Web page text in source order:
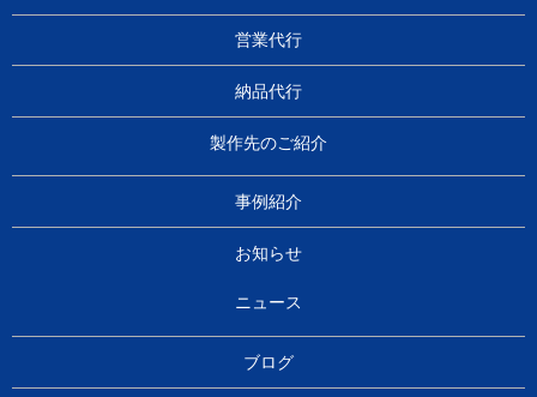
営業代行
納品代行
製作先のご紹介
事例紹介
お知らせ
ニュース
ブログ